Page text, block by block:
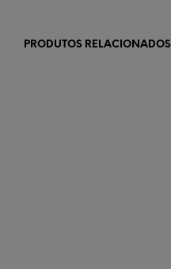
PRODUTOS RELACIONADOS